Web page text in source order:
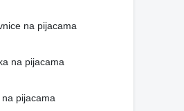
na pijacama
na pijacama
pijacama